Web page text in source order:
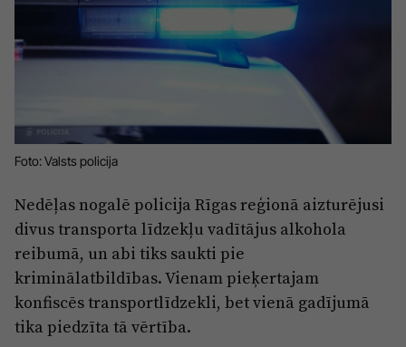
Ādaži
Ķekava
Ropaži
Saulkrasti
Sigulda
Jūrmala
Mediju atbalsta fonds
Zivju fonds
Zaļā nākotne
Iedvesmai nav vecuma
Vide
Kontakti
Reklāma
Par laikrakstu
Foto: Valsts policija
Nedēļas nogalē policija Rīgas reģionā aizturējusi
divus transporta līdzekļu vadītājus alkohola
reibumā, un abi tiks saukti pie
kriminālatbildības. Vienam pieķertajam
konfiscēs transportlīdzekli, bet vienā gadījumā
tika piedzīta tā vērtība.